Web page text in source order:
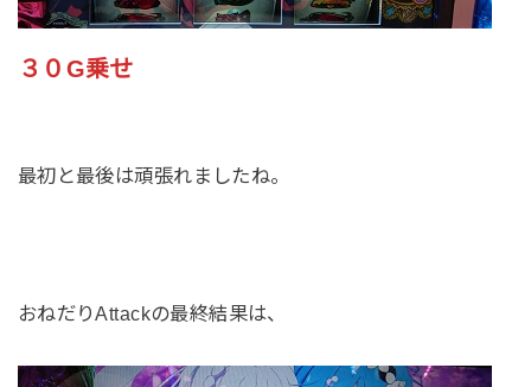
３０G乗せ
最初と最後は頑張れましたね。
おねだりAttackの最終結果は、